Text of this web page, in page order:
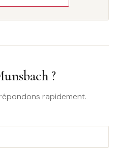
?
rapidement.